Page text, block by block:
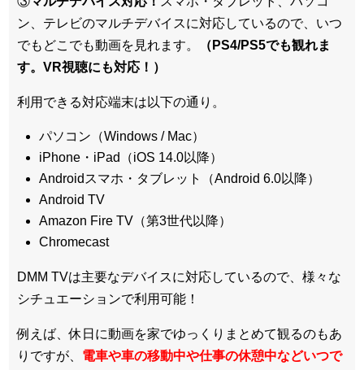
ン、テレビのマルチデバイスに対応しているので、いつ
でもどこでも動画を見れます。
（PS4/PS5でも観れま
す。VR視聴にも対応！）
利用できる対応端末は以下の通り。
パソコン（Windows / Mac）
iPhone・iPad（iOS 14.0以降）
Androidスマホ・タブレット（Android 6.0以降）
Android TV
Amazon Fire TV（第3世代以降）
Chromecast
DMM TVは主要なデバイスに対応しているので、 様々な
シチュエーションで利用可能！
例えば、休日に動画を家でゆっくりまとめて観るのもあ
りですが、 電車や車の移動中や仕事の休憩中などいつで